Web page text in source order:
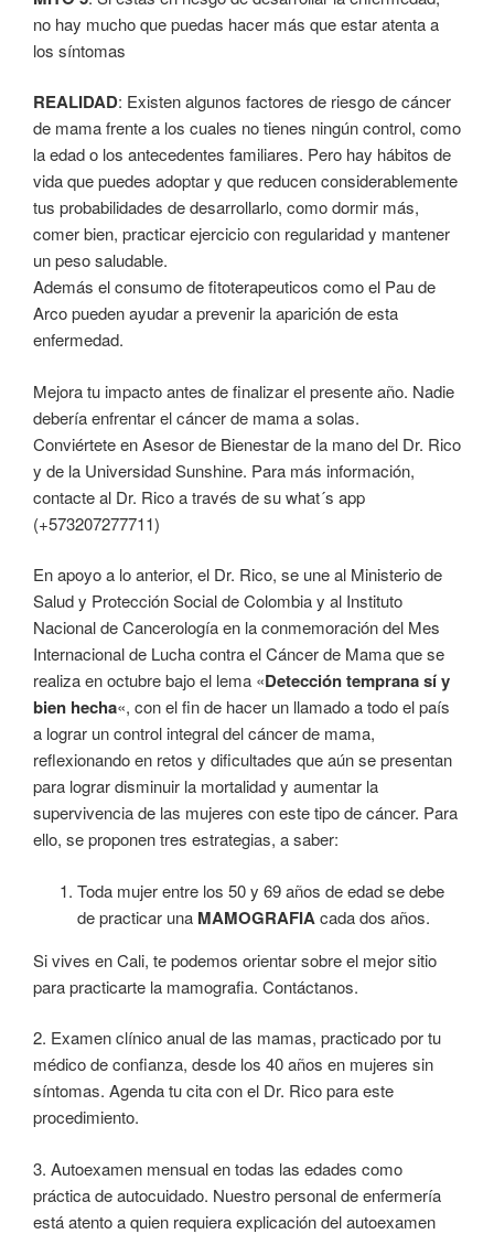
no hay mucho que puedas hacer más que estar atenta a
los síntomas
REALIDAD: Existen algunos factores de riesgo de cáncer
de mama frente a los cuales no tienes ningún control, como
la edad o los antecedentes familiares. Pero hay hábitos de
vida que puedes adoptar y que reducen considerablemente
tus probabilidades de desarrollarlo, como dormir más,
comer bien, practicar ejercicio con regularidad y mantener
un peso saludable.
Además el consumo de fitoterapeuticos como el Pau de
Arco pueden ayudar a prevenir la aparición de esta
enfermedad.
Mejora tu impacto antes de finalizar el presente año. Nadie
debería enfrentar el cáncer de mama a solas.
Conviértete en Asesor de Bienestar de la mano del Dr. Rico
y de la Universidad Sunshine. Para más información,
contacte al Dr. Rico a través de su what´s app
(+573207277711)
En apoyo a lo anterior, el Dr. Rico, se une al Ministerio de
Salud y Protección Social de Colombia y al Instituto
Nacional de Cancerología en la conmemoración del Mes
Internacional de Lucha contra el Cáncer de Mama que se
realiza en octubre bajo el lema «Detección temprana sí y
bien hecha«, con el fin de hacer un llamado a todo el país
a lograr un control integral del cáncer de mama,
reflexionando en retos y dificultades que aún se presentan
para lograr disminuir la mortalidad y aumentar la
supervivencia de las mujeres con este tipo de cáncer. Para
ello, se proponen tres estrategias, a saber:
Toda mujer entre los 50 y 69 años de edad se debe
de practicar una MAMOGRAFIAcada dos años.
Si vives en Cali, te podemos orientar sobre el mejor sitio
para practicarte la mamografia. Contáctanos.
2. Examen clínico anual de las mamas, practicado por tu
médico de confianza, desde los 40 años en mujeres sin
síntomas. Agenda tu cita con el Dr. Rico para este
procedimiento.
3. Autoexamen mensual en todas las edades como
práctica de autocuidado. Nuestro personal de enfermería
está atento a quien requiera explicación del autoexamen